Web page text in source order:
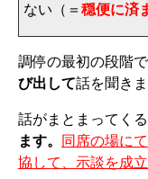
ない（＝ 穏便に済
調停の最初の段階で
び出して話を聞きま
話がまとまってく
ます。
同席の場に
協して、示談を成立